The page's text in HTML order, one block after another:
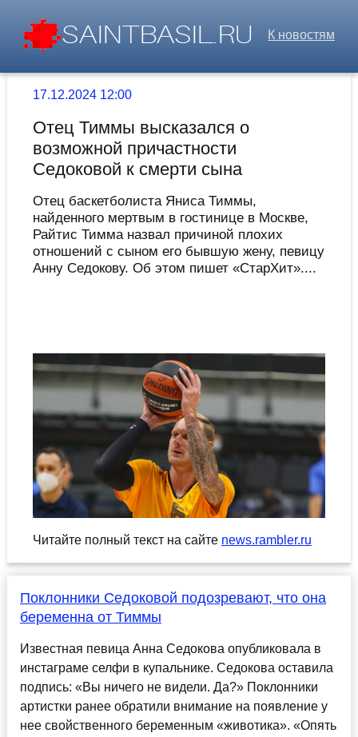
К новостям
17.12.2024 12:00
Отец Тиммы высказался о
возможной причастности
Седоковой к смерти сына
Отец баскетболиста Яниса Тиммы,
найденного мертвым в гостинице в Москве,
Райтис Тимма назвал причиной плохих
отношений с сыном его бывшую жену, певицу
Анну Седокову. Об этом пишет «СтарХит»....
Читайте полный текст на сайте news.rambler.ru
Поклонники Седоковой подозревают, что она
беременна от Тиммы
Известная певица Анна Седокова опубликовала в
инстаграме селфи в купальнике. Седокова оставила
подпись: «Вы ничего не видели. Да?» Поклонники
артистки ранее обратили внимание на появление у
нее свойственного беременным «животика». «Опять